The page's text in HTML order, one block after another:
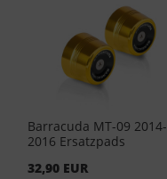
Barracuda MT-09 2014-
2016 Ersatzpads
32,90 EUR